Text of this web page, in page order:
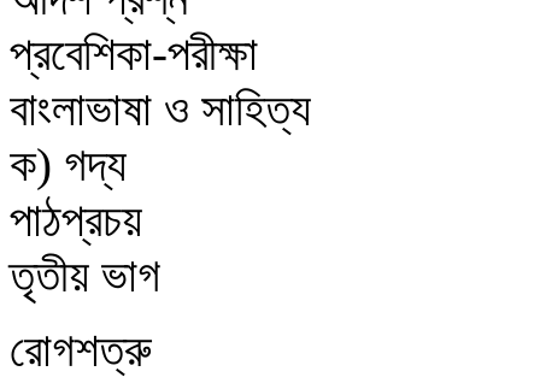
প্রবেশিকা-পরীক্ষা
বাংলাভাষা ও সাহিত্য
ক) গদ্য
পাঠপ্রচয়
তৃতীয় ভাগ
রোগশত্রু